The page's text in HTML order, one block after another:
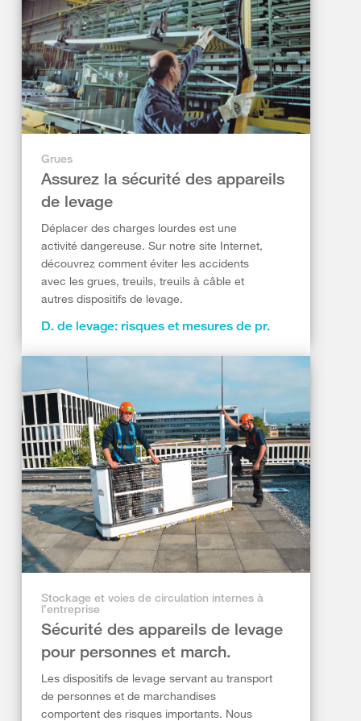
Grues
Assurez la sécurité des appareils
de levage
Déplacer des charges lourdes est une
activité dangereuse. Sur notre site Internet,
découvrez comment éviter les accidents
avec les grues, treuils, treuils à câble et
autres dispositifs de levage.
D. de levage: risques et mesures de pr.
Stockage et voies de circulation internes à
l’entreprise
Sécurité des appareils de levage
pour personnes et march.
Les dispositifs de levage servant au transport
de personnes et de marchandises
comportent des risques importants. Nous